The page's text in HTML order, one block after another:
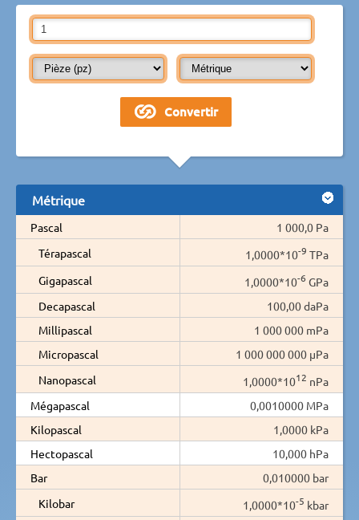
Métrique
Pascal
1 000,0 Pa
Térapascal
1,0000*10-9 TPa
Gigapascal
1,0000*10-6 GPa
Decapascal
100,00 daPa
Millipascal
1 000 000 mPa
Micropascal
1 000 000 000 µPa
Nanopascal
1,0000*1012 nPa
Mégapascal
0,0010000 MPa
Kilopascal
1,0000 kPa
Hectopascal
10,000 hPa
Bar
0,010000 bar
Kilobar
1,0000*10-5 kbar